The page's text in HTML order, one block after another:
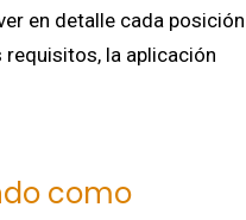
en detalle cada posición
requisitos, la aplicación
como